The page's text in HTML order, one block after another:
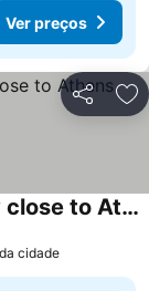
Ver preços
Partilhar
House in Eleusis (Elefsina) a city close to Athens
cidade